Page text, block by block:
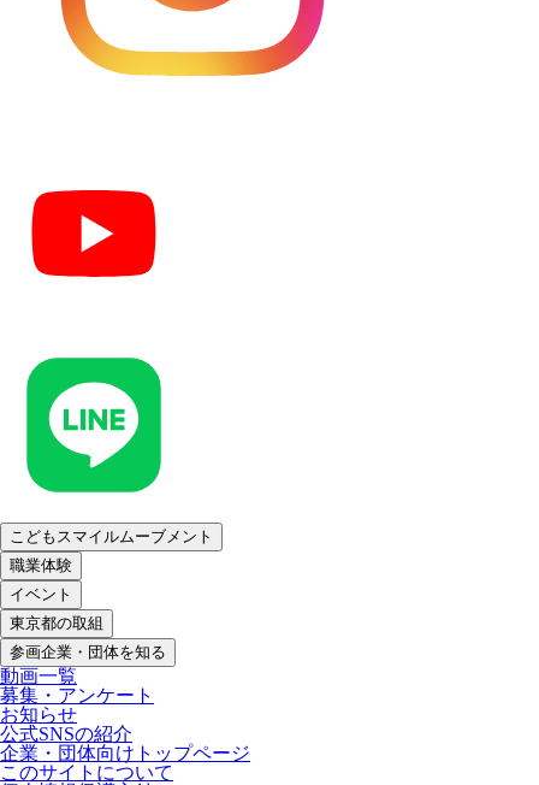
こどもスマイルムーブメント
職業体験
イベント
東京都の取組
参画企業・団体を知る
動画一覧
募集・アンケート
お知らせ
公式SNSの紹介
企業・団体向けトップページ
このサイトについて